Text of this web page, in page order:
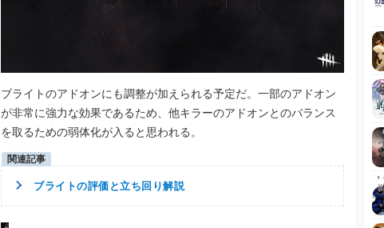
ブライトのアドオンにも調整が加えられる予定だ。一部のアドオン
が非常に強力な効果であるため、他キラーのアドオンとのバランス
を取るための弱体化が入ると思われる。
ブライトの評価と立ち回り解説